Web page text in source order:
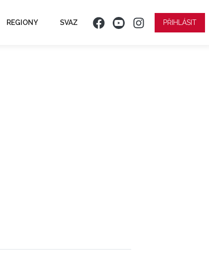
REGIONY SVAZ PŘIHLÁSIT